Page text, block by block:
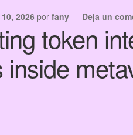
2026 porfany — Deja un
token
inside